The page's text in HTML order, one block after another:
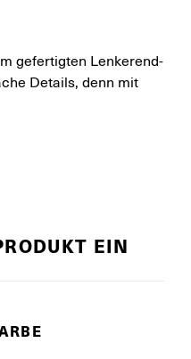
gefertigten Lenkerend-
Details, denn mit
EIN